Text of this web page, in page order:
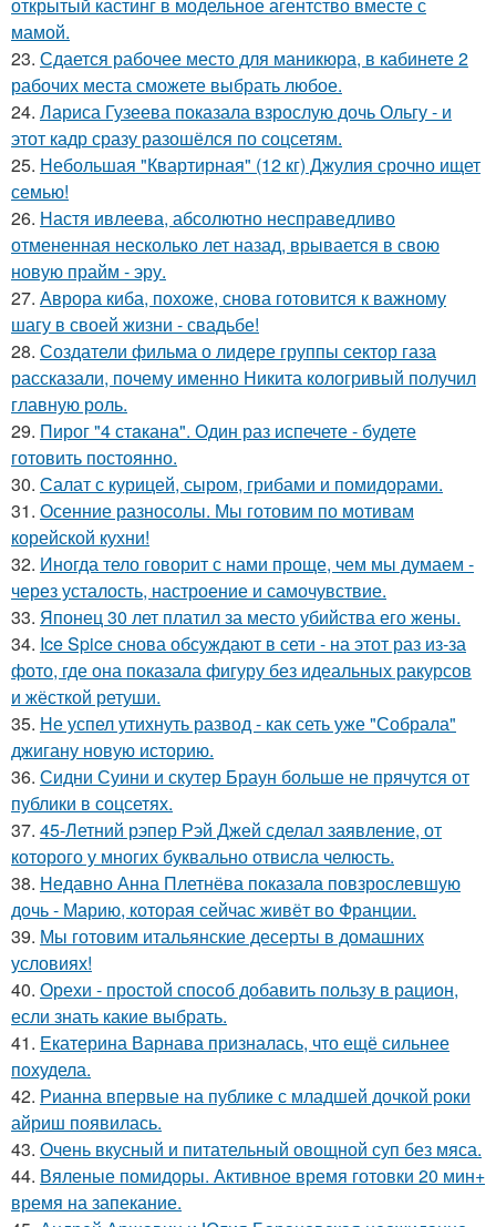
мамой.
23. Сдается рабочее место для маникюра, в кабинете 2
рабочих места сможете выбрать любое.
24. Лариса Гузеева показала взрослую дочь Ольгу - и
этот кадр сразу разошёлся по соцсетям.
25. Небольшая "Квартирная" (12 кг) Джулия срочно ищет
семью!
26. Настя ивлеева, абсолютно несправедливо
отмененная несколько лет назад, врывается в свою
новую прайм - эру.
27. Аврора киба, похоже, снова готовится к важному
шагу в своей жизни - свадьбе!
28. Создатели фильма о лидере группы сектор газа
рассказали, почему именно Никита кологривый получил
главную роль.
29. Пирог "4 стaкана". Один раз испечете - будете
готовить постоянно.
30. Салат с курицей, сыром, грибами и помидорами.
31. Осенние разносолы. Мы готовим по мотивам
корейской кухни!
32. Иногда тело говорит с нами проще, чем мы думаем -
через усталость, настроение и самочувствие.
33. Японец 30 лет платил за место убийства его жены.
34. Ice Spice снова обсуждают в сети - на этот раз из-за
фото, где она показала фигуру без идеальных ракурсов
и жёсткой ретуши.
35. Не успел утихнуть развод - как сеть уже "Собрала"
джигану новую историю.
36. Сидни Суини и скутер Браун больше не прячутся от
публики в соцсетях.
37. 45-Летний рэпер Рэй Джей сделал заявление, от
которого у многих буквально отвисла челюсть.
38. Недавно Анна Плетнёва показала повзрослевшую
дочь - Марию, которая сейчас живёт во Франции.
39. Мы готовим итальянские десерты в домашних
условиях!
40. Орехи - простой способ добавить пользу в рацион,
если знать какие выбрать.
41. Екатерина Варнава призналась, что ещё сильнее
похудела.
42. Рианна впервые на публике с младшей дочкой роки
айриш появилась.
43. Очень вкусный и питательный овощной суп без мяса.
44. Вяленые помидоры. Активное время готовки 20 мин+
время на запекание.